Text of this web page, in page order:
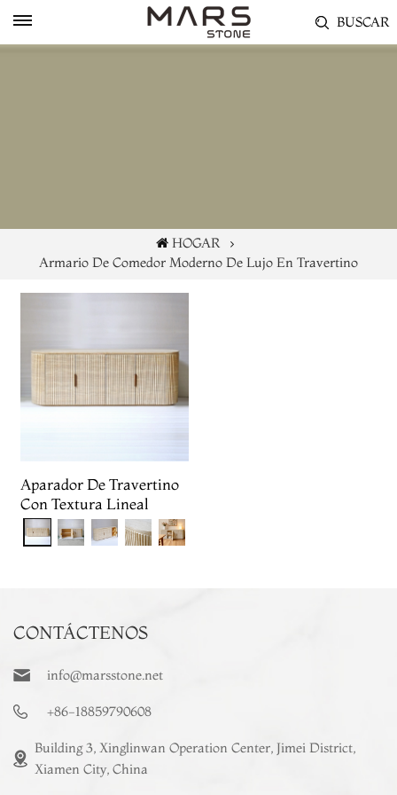
BUSCAR
HOGAR
Armario De Comedor Moderno De Lujo En Travertino
Aparador De Travertino
Con Textura Lineal
CONTÁCTENOS
info@marsstone.net
+86-18859790608
Building 3, Xinglinwan Operation Center, Jimei District,
Xiamen City, China